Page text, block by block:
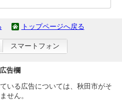
トップページへ戻る
スマートフォン
広告欄
いる広告については、秋田市がそ
せん。